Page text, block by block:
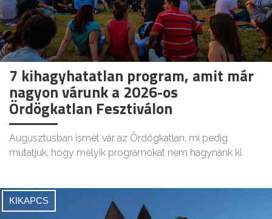
7 kihagyhatatlan program, amit már
nagyon várunk a 2026-os
Ördögkatlan Fesztiválon
Augusztusban ismét vár az Ördögkatlan, mi pedig
mutatjuk, hogy melyik programokat nem hagynánk ki.
KIKAPCS